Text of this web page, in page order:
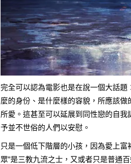
完全可以認為電影也是在說一個大話
麼的身份、是什麼樣的容貌，所應該
所愛。這甚至可以延展到同性戀的自
予並不世俗的人們以安慰。
只是一個低下階層的小孩，因為愛上
眾”是三教九流之士，又或者只是普通